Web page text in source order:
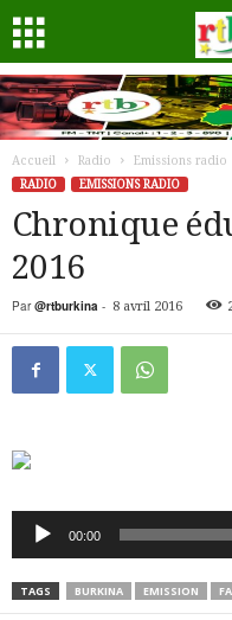
Accueil Radio Emissions radio
RADIO
EMISSIONS RADIO
Chronique
2016
Par @rtburkina - 8 avril 2016
Lecteur
audio
00:00
TAGS BURKINA EMISSION